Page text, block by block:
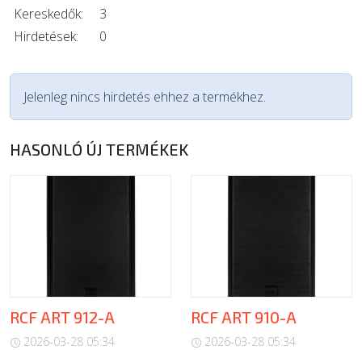
Kereskedők:
3
Hirdetések:
0
Jelenleg nincs hirdetés ehhez a termékhez.
HASONLÓ ÚJ TERMÉKEK
RCF ART 912-A
2026-03-28 05:34
RCF ART 910-A
2026-03-28 05:34